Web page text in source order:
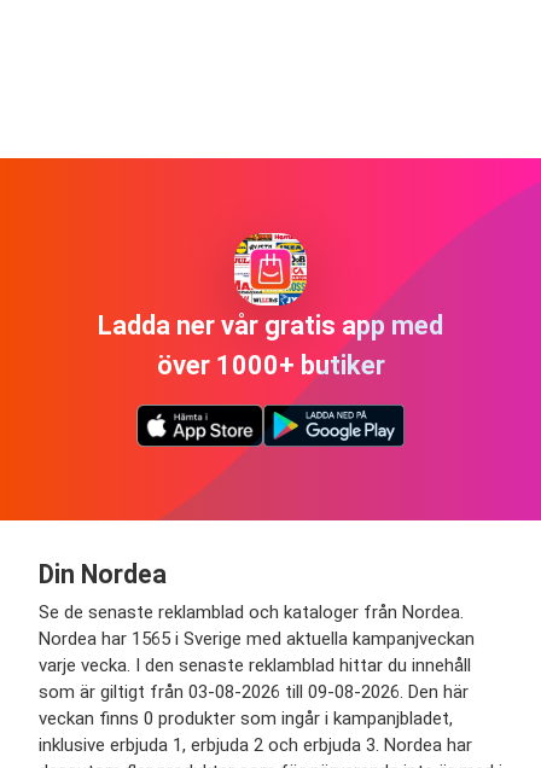
Ladda ner vår gratis app med
över 1000+ butiker
Din Nordea
Se de senaste reklamblad och kataloger från Nordea.
Nordea har 1565 i Sverige med aktuella kampanjveckan
varje vecka. I den senaste reklamblad hittar du innehåll
som är giltigt från 03-08-2026 till 09-08-2026. Den här
veckan finns 0 produkter som ingår i kampanjbladet,
inklusive erbjuda 1, erbjuda 2 och erbjuda 3. Nordea har